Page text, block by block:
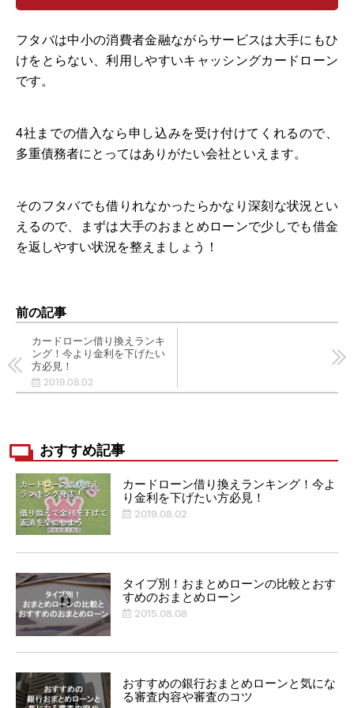
フタバは中小の消費者金融ながらサービスは大手にもひ
けをとらない、利用しやすいキャッシングカードローン
です。
4社までの借入なら申し込みを受け付けてくれるので、
多重債務者にとってはありがたい会社といえます。
そのフタバでも借りれなかったらかなり深刻な状況とい
えるので、まずは大手のおまとめローンで少しでも借金
を返しやすい状況を整えましょう！
前の記事
カードローン借り換えランキ
ング！今より金利を下げたい
方必見！
2019.08.02
おすすめ記事
カードローン借り換えランキング！今よ
り金利を下げたい方必見！
2019.08.02
タイプ別！おまとめローンの比較とおす
すめのおまとめローン
2015.08.08
おすすめの銀行おまとめローンと気にな
る審査内容や審査のコツ